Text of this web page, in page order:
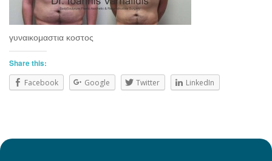
γυναικομαστια κοστος
Share this:
Facebook Google Twitter LinkedIn